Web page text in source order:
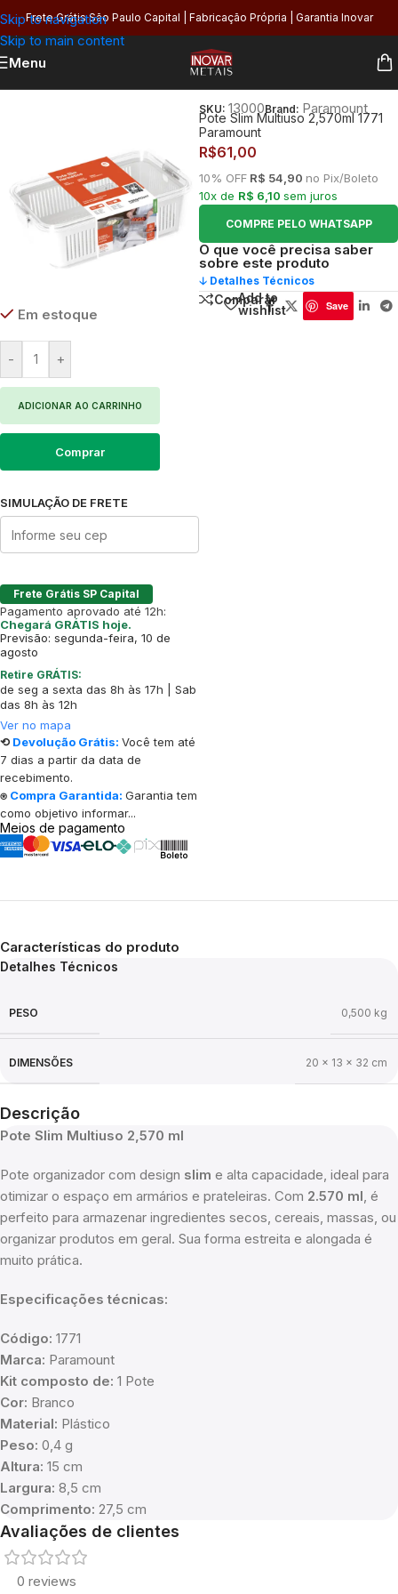
Skip to navigation
Skip to main content
Frete Grátis São Paulo Capital | Fabricação Própria | Garantia Inovar
Menu
Em estoque
- +
ADICIONAR AO CARRINHO
Comprar
SIMULAÇÃO DE FRETE
Frete Grátis SP Capital
Pagamento aprovado até 12h:
Chegará GRÁTIS hoje.
Previsão: segunda-feira, 10 de
agosto
Retire GRÁTIS:
de seg a sexta das 8h às 17h | Sab
das 8h às 12h
Ver no mapa
⟲ Devolução Grátis: Você tem até
7 dias a partir da data de
recebimento.
⍟ Compra Garantida: Garantia tem
como objetivo informar...
Meios de pagamento
SKU: 13000Brand: Paramount
Pote Slim Multiuso 2,570ml 1771
Paramount
R$61,00
10% OFF R$ 54,90 no Pix/Boleto
10x de R$ 6,10 sem juros
COMPRE PELO WHATSAPP
O que você precisa saber
sobre este produto
🡣 Detalhes Técnicos
Comparar
Add to
wishlist
Save
Características do produto
Detalhes Técnicos
PESO 0,500 kg
DIMENSÕES 20 × 13 × 32 cm
Descrição
Pote Slim Multiuso 2,570 ml
Pote organizador com design slim e alta capacidade, ideal para
otimizar o espaço em armários e prateleiras. Com 2.570 ml, é
perfeito para armazenar ingredientes secos, cereais, massas, ou
organizar produtos em geral. Sua forma estreita e alongada é
muito prática.
Especificações técnicas:
Código: 1771
Marca: Paramount
Kit composto de: 1 Pote
Cor: Branco
Material: Plástico
Peso: 0,4 g
Altura: 15 cm
Largura: 8,5 cm
Comprimento: 27,5 cm
Avaliações de clientes
0 reviews